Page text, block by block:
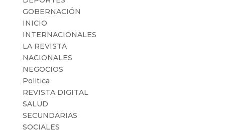
GOBERNACIÓN
INICIO
INTERNACIONALES
LA REVISTA
NACIONALES
NEGOCIOS
Politica
REVISTA DIGITAL
SALUD
SECUNDARIAS
SOCIALES